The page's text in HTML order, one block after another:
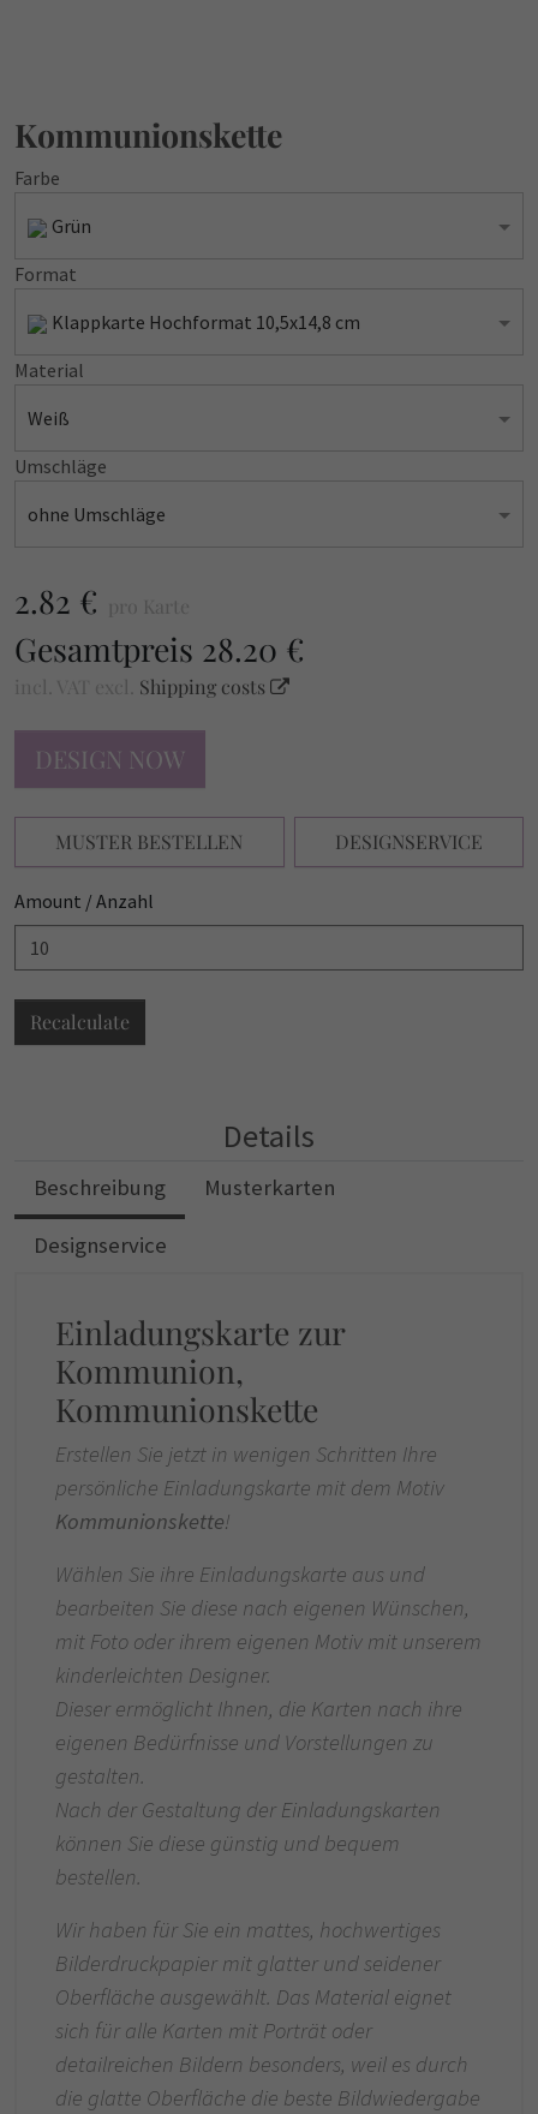
Kommunionskette
Farbe
Grün
Format
Klappkarte Hochformat 10,5x14,8 cm
Material
Weiß
Umschläge
ohne Umschläge
2.82 € pro Karte
Gesamtpreis 28.20 €
incl. VAT excl. Shipping costs
DESIGN NOW
MUSTER BESTELLEN DESIGNSERVICE
Amount / Anzahl
Recalculate
Details
Beschreibung Musterkarten
Designservice
Einladungskarte zur
Kommunion,
Kommunionskette
Erstellen Sie jetzt in wenigen Schritten Ihre
persönliche Einladungskarte mit dem Motiv
Kommunionskette!
Wählen Sie ihre Einladungskarte aus und
bearbeiten Sie diese nach eigenen Wünschen,
mit Foto oder ihrem eigenen Motiv mit unserem
kinderleichten Designer.
Dieser ermöglicht Ihnen, die Karten nach ihre
eigenen Bedürfnisse und Vorstellungen zu
gestalten.
Nach der Gestaltung der Einladungskarten
können Sie diese günstig und bequem
bestellen.
Wir haben für Sie ein mattes, hochwertiges
Bilderdruckpapier mit glatter und seidener
Oberfläche ausgewählt. Das Material eignet
sich für alle Karten mit Porträt oder
detailreichen Bildern besonders, weil es durch
die glatte Oberfläche die beste Bildwiedergabe